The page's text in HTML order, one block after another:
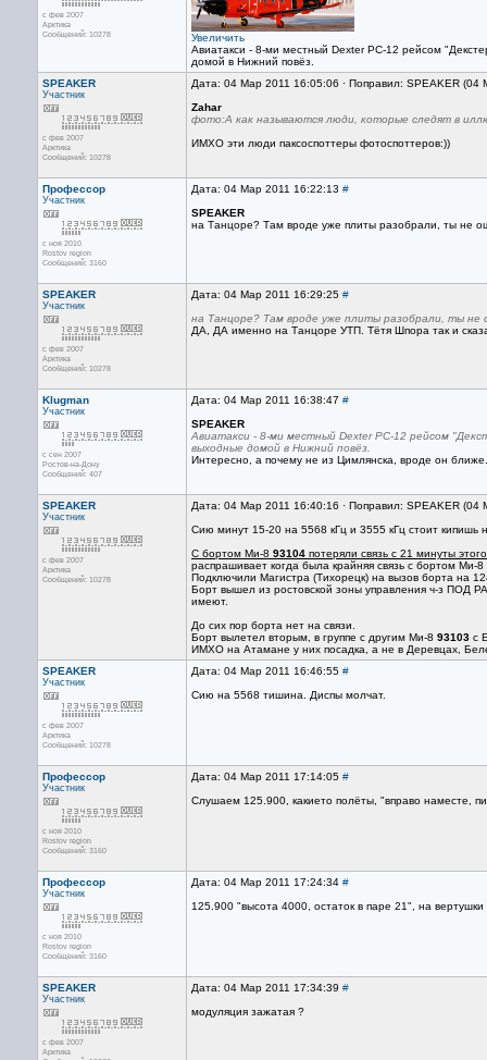
с фев 2007
Арктика
Сообщений: 10278
Увеличить
Авиатакси - 8-ми местный Dexter PC-12 рейсом
домой в Нижний повёз.
SPEAKER
Участник
с фев 2007
Арктика
Сообщений: 10278
Дата: 04 Мар 2011 16:05:06 · Поправил: SPEAKER
Zahar
фото:А как называются люди, которые следят в
ИМХО эти люди паксоспоттеры фотоспоттеров:))
Профессор
Участник
с ноя 2010
Rostov region
Сообщений: 3160
Дата: 04 Мар 2011 16:22:13 #
SPEAKER
на Танцоре? Там вроде уже плиты разобрали, ты не
SPEAKER
Участник
с фев 2007
Арктика
Сообщений: 10278
Дата: 04 Мар 2011 16:29:25 #
на Танцоре? Там вроде уже плиты разобрали, ты не
ДА, ДА именно на Танцоре УТП. Тётя Шпора так и
Klugman
Участник
с сен 2007
Ростов-на-Дону
Сообщений: 407
Дата: 04 Мар 2011 16:38:47 #
SPEAKER
Авиатакси - 8-ми местный Dexter PC-12 рейсом
выходные домой в Нижний повёз.
Интересно, а почему не из Цимлянска, вроде он
SPEAKER
Участник
с фев 2007
Арктика
Сообщений: 10278
Дата: 04 Мар 2011 16:40:16 · Поправил: SPEAKER
Сию минут 15-20 на 5568 кГц и 3555 кГц стоит кипишь
С бортом Ми-8 93104 потеряли связь с 21 минуты
распрашивает когда была крайняя связь с бортом
Подключили Магистра (Тихорецк) на вызов борта на
Борт вышел из ростовской зоны управления ч-з ПОД
имеют.
До сих пор борта нет на связи.
Борт вылетел вторым, в группе с другим Ми-8 93103 с
ИМХО на Атамане у них посадка, а не в Деревцах,
SPEAKER
Участник
с фев 2007
Арктика
Сообщений: 10278
Дата: 04 Мар 2011 16:46:55 #
Сию на 5568 тишина. Диспы молчат.
Профессор
Участник
с ноя 2010
Rostov region
Сообщений: 3160
Дата: 04 Мар 2011 17:14:05 #
Слушаем 125.900, какието полёты, "вправо наместе,
Профессор
Участник
с ноя 2010
Rostov region
Сообщений: 3160
Дата: 04 Мар 2011 17:24:34 #
125.900 "высота 4000, остаток в паре 21", на
SPEAKER
Участник
с фев 2007
Арктика
Дата: 04 Мар 2011 17:34:39 #
модуляция зажатая ?